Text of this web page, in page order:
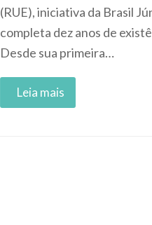
(RUE), iniciativa da Brasil
completa dez anos de
Desde sua primeira…